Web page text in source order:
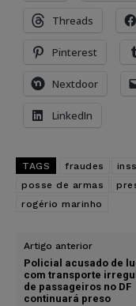
Threads
Pinterest
Nextdoor
LinkedIn
TAGS fraudes inss
posse de armas
rogério marinho
Artigo anterior
Policial acusado de
com transporte
de passageiros no DF
continuará preso